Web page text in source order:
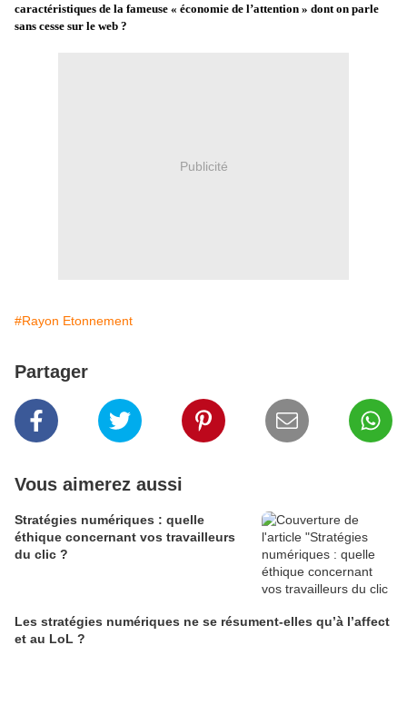
caractéristiques de la fameuse « économie de l’attention » dont on parle
sans cesse sur le web ?
Publicité
#Rayon Etonnement
Partager
Vous aimerez aussi
Stratégies numériques : quelle
éthique concernant vos travailleurs
du clic ?
Les stratégies numériques ne se résument-elles qu’à l’affect
et au LoL ?